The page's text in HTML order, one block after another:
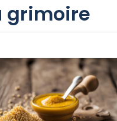
grimoire